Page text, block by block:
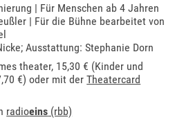
| Für Menschen ab 4 Jahren
| Für die Bühne bearbeitet von
Ausstattung: Stephanie Dorn
theater, 15,30 € (Kinder und
€) oder mit derTheatercard
radioeins (rbb)